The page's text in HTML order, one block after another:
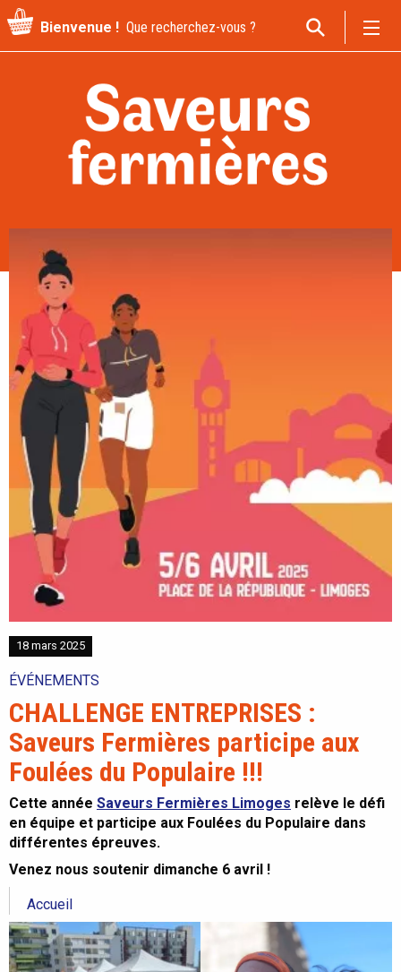
Recherche
pour
Bienvenue !
18 mars 2025
ÉVÉNEMENTS
CHALLENGE ENTREPRISES :
Saveurs Fermières participe aux
Foulées du Populaire !!!
Cette année Saveurs Fermières Limoges relève le défi
en équipe et participe aux Foulées du Populaire dans
différentes épreuves.
Venez nous soutenir dimanche 6 avril !
Accueil